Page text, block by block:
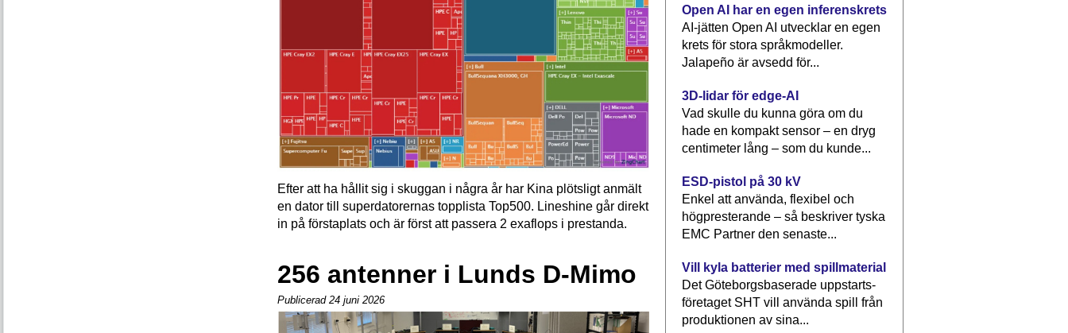
Efter att ha hållit sig i skuggan i några år har Kina plötsligt anmält
en dator till superdatorernas topplista Top500. Lineshine går direkt
in på förstaplats och är först att passera 2 exaflops i prestanda.
256 antenner i Lunds D-Mimo
Publicerad 24 juni 2026
Open AI har en egen inferenskrets
AI-jätten Open AI utvecklar en egen
krets för stora språkmodeller.
Jalapeño är avsedd för...
3D-lidar för edge-AI
Vad skulle du kunna göra om du
hade en kompakt sensor – en dryg
centimeter lång – som du kunde...
ESD-pistol på 30 kV
Enkel att använda, flexibel och
högpresterande – så beskriver tyska
EMC Partner den senaste...
Vill kyla batterier med spillmaterial
Det Göteborgsbaserade upp­starts­
företaget SHT vill använda spill från
produktionen av sina...